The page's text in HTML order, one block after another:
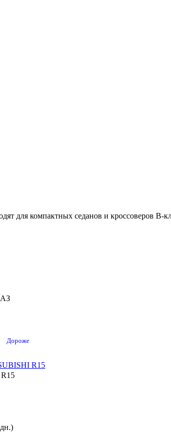
для компактных седанов и кроссоверов B-
Дороже